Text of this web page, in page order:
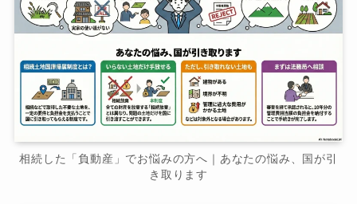
相続した「負動産」でお悩みの方へ｜あなたの悩み、国が引
き取ります